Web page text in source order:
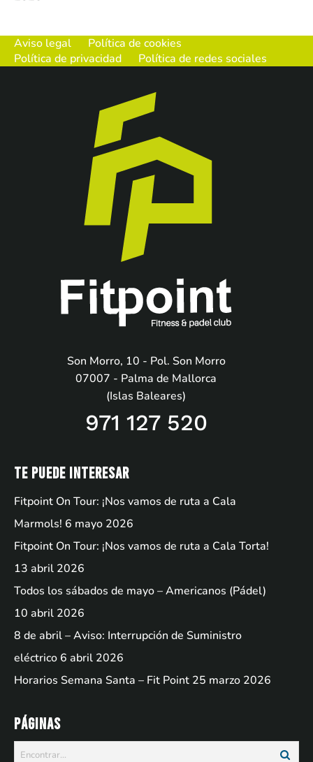
Aviso legal
Política de cookies
Política de privacidad
Política de redes sociales
Son Morro, 10 - Pol. Son Morro
07007 - Palma de Mallorca
(Islas Baleares)
971 127 520
Te puede interesar
Fitpoint On Tour: ¡Nos vamos de ruta a Cala
Marmols! 6 mayo 2026
Fitpoint On Tour: ¡Nos vamos de ruta a Cala Torta!
13 abril 2026
Todos los sábados de mayo – Americanos (Pádel)
10 abril 2026
8 de abril – Aviso: Interrupción de Suministro
eléctrico 6 abril 2026
Horarios Semana Santa – Fit Point 25 marzo 2026
Páginas